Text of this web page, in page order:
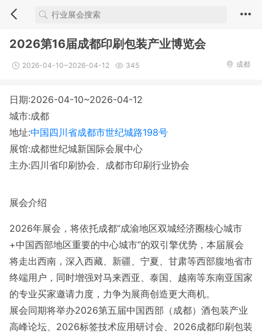
2026第16届成都印刷包装产业博览会
2026-04-10~2026-04-12 345 成都
日期:2026-04-10~2026-04-12
城市:成都
地址:中国四川省成都市世纪城路198号
展馆:成都世纪城新国际会展中心
主办:四川省印刷协会、成都市印刷行业协会
展会介绍
2026年展会，将依托成都“成渝地区双城经济圈核心城市
+中国西部地区重要的中心城市”的双引擎优势，本届展会
将走出西南，深入西藏、新疆、宁夏、甘肃等西部腹地省市
终端用户，同时增强对马来西亚、泰国、越南等东南亚国家
的专业买家邀请力度，力争为展商创造更大商机。
展会同期将举办2026第五届中国西部（成都）酒包装产业
高峰论坛、2026标签技术应用研讨会、2026成都印刷包装